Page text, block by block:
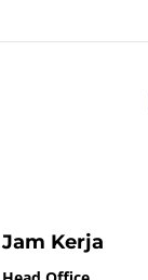
Jam Kerja